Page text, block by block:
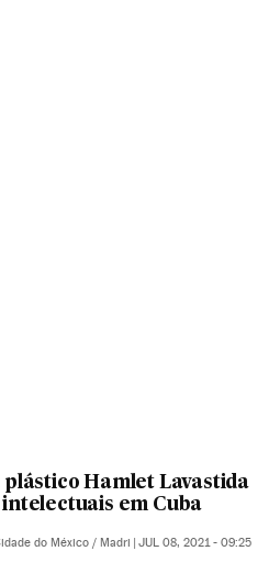
Hamlet Lavastida
em Cuba
do México / Madri
JUL 08, 2021 - 09:25